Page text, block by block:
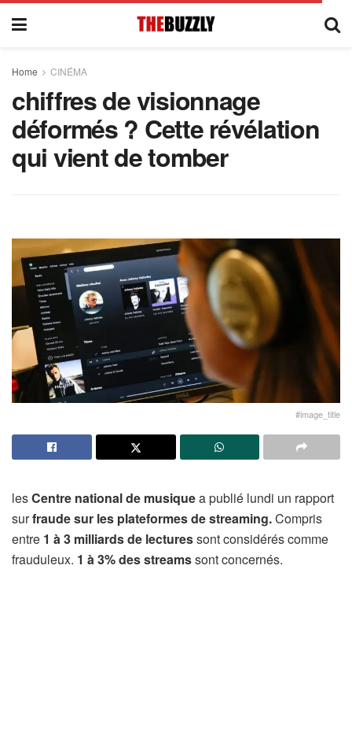
Home CINÉMA
chiffres de visionnage
déformés ? Cette révélation
qui vient de tomber
#image_title
lesCentre national de musiquea publié lundi un rapport
surfraude sur les plateformes de streaming.Compris
entre 1 à 3 milliards de lecturessont considérés comme
frauduleux. 1 à 3% des streamssont concernés.